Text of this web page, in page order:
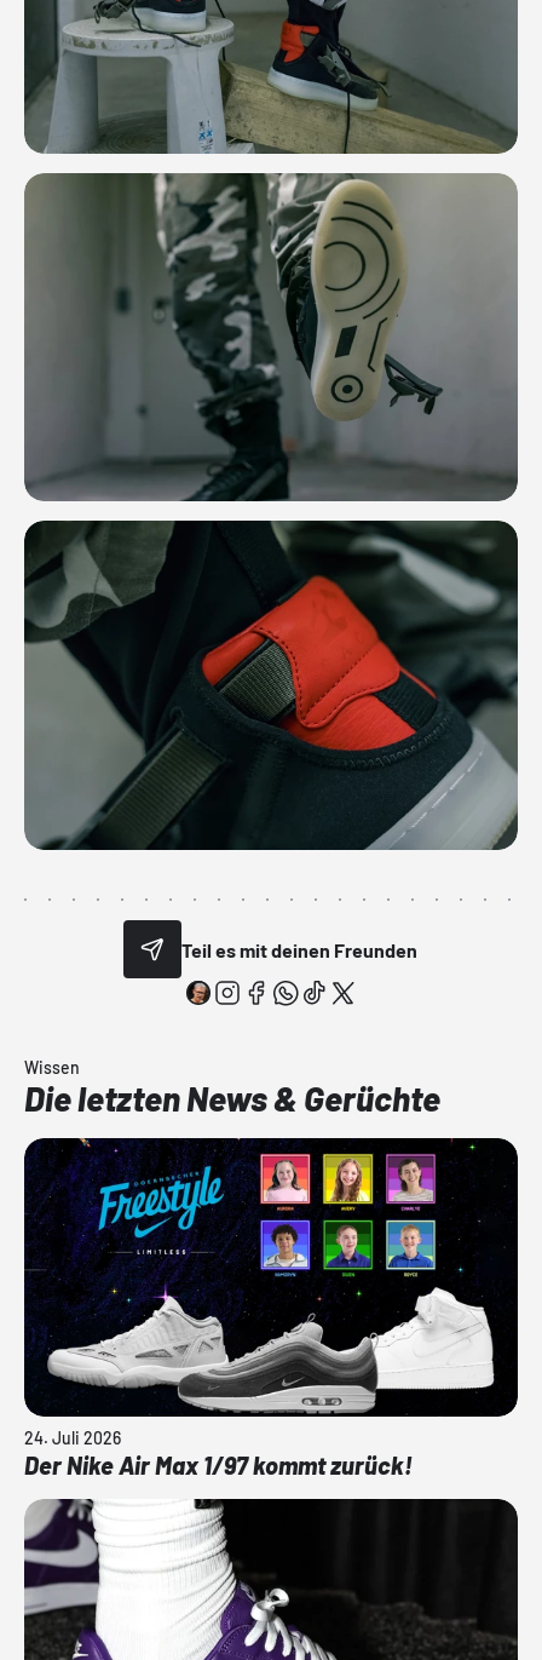
Teil es mit deinen Freunden
Wissen
Die letzten News & Gerüchte
24. Juli 2026
Der Nike Air Max 1/97 kommt zurück!